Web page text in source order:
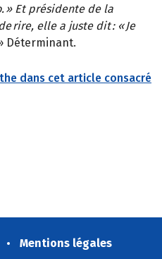
» Et présidente de la
rire, elle a juste dit : « Je
Déterminant.
dans cet article consacré
Mentions légales